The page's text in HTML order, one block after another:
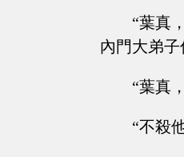
“葉真
內門大弟
“葉真
“不殺